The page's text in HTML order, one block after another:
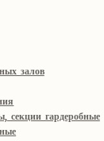
залов
секции гардеробные